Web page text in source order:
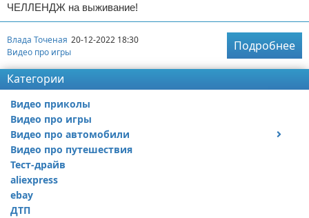
ЧЕЛЛЕНДЖ на выживание!
Влада Точеная 20-12-2022 18:30
Видео про игры
Подробнее
Категории
Видео приколы
Видео про игры
Видео про автомобили
Ремонт автомобиля
Видео про путешествия
Тест-драйв
aliexpress
ebay
ДТП